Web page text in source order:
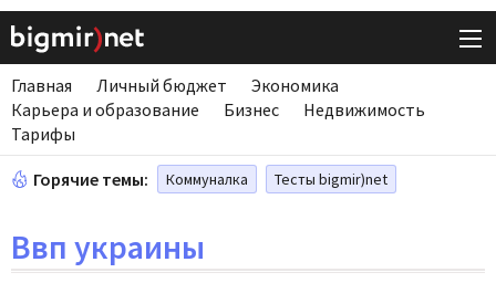
Главная Личный бюджет
Экономика
Карьера и образование
Бизнес
Недвижимость
Тарифы
Горячие темы: Коммуналка Тесты bigmir)net
Ввп украины